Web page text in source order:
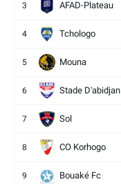
3 AFAD-Plateau
4 Tchologo
5 Mouna
6 Stade D'abidjan
7 Sol
8 CO Korhogo
9 Bouaké Fc